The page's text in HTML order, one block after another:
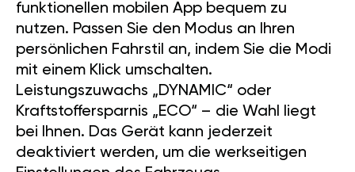
funktionellen mobilen App bequem zu
nutzen. Passen Sie den Modus an Ihren
persönlichen Fahrstil an, indem Sie die Modi
mit einem Klick umschalten.
Leistungszuwachs „DYNAMIC“ oder
Kraftstoffersparnis „ECO“ – die Wahl liegt
bei Ihnen. Das Gerät kann jederzeit
deaktiviert werden, um die werkseitigen